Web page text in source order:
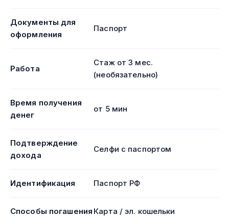
Документы для
оформления
Паспорт
Работа
Стаж от 3 мес.
(необязательно)
Время получения
денег
от 5 мин
Подтверждение
дохода
Селфи с паспортом
Идентификация Паспорт РФ
Способы погашения Карта / эл. кошельки